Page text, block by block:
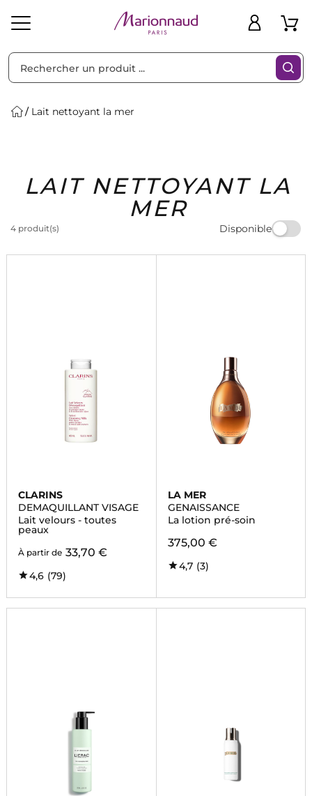
Solaire Homme Marques Idées
Cadeaux
Bons
Plans
Lait nettoyant la mer
LAIT NETTOYANT LA
MER
4 produit(s) Disponible
Filtres
CLARINS
DEMAQUILLANT VISAGE
Lait velours - toutes
peaux
À partir de 33,70 €
4,6 (79)
LA MER
GENAISSANCE
La lotion pré-soin
375,00 €
4,7 (3)